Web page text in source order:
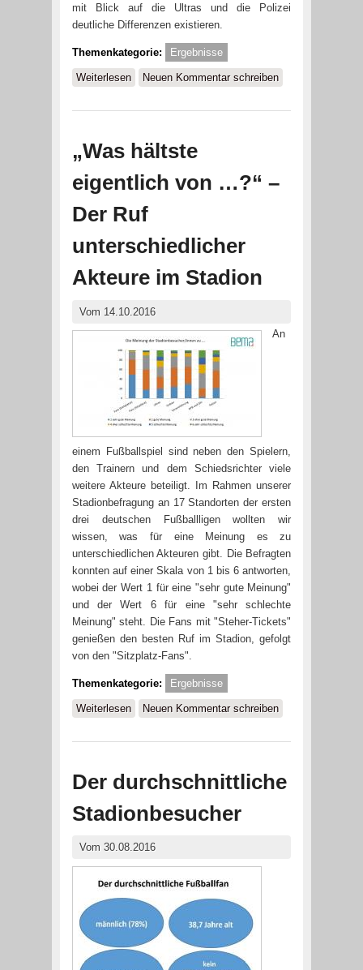
mit Blick auf die Ultras und die Polizei
deutliche Differenzen existieren.
Themenkategorie: Ergebnisse
Weiterlesenüber Fußballfans und Bevölkerung –
Stadion angeht?
Neuen Kommentar schreiben
„Was hältste
eigentlich von …?“ –
Der Ruf
unterschiedlicher
Akteure im Stadion
Vom 14.10.2016
An
einem Fußballspiel sind neben den Spielern,
den Trainern und dem Schiedsrichter viele
weitere Akteure beteiligt. Im Rahmen unserer
Stadionbefragung an 17 Standorten der ersten
drei deutschen Fußballligen wollten wir
wissen, was für eine Meinung es zu
unterschiedlichen Akteuren gibt. Die Befragten
konnten auf einer Skala von 1 bis 6 antworten,
wobei der Wert 1 für eine "sehr gute Meinung"
und der Wert 6 für eine "sehr schlechte
Meinung" steht. Die Fans mit "Steher-Tickets"
genießen den besten Ruf im Stadion, gefolgt
von den "Sitzplatz-Fans".
Themenkategorie: Ergebnisse
Weiterlesenüber „Was hältste eigentlich von
Akteure im Stadion
Neuen Kommentar schreiben
Der durchschnittliche
Stadionbesucher
Vom 30.08.2016